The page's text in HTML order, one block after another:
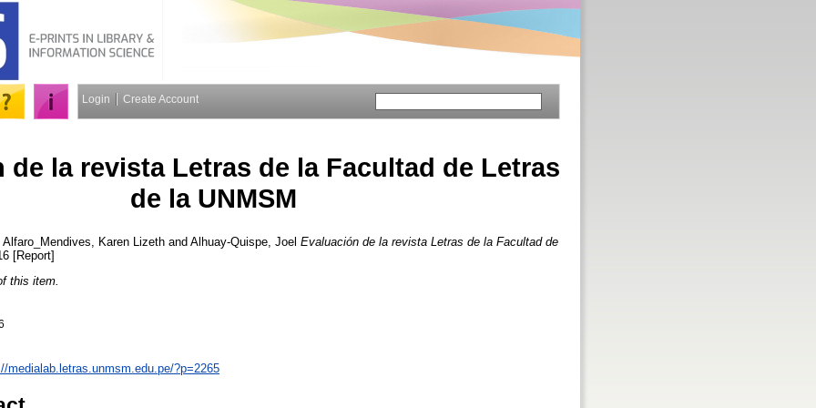
Login Create Account
de la revista Letras de la Facultad de Letras
de la UNMSM
Alfaro_Mendives, Karen Lizeth and Alhuay-Quispe, Joel Evaluación de la revista Letras de la Facultad de
[Report]
this item.
medialab.letras.unmsm.edu.pe/?p=2265